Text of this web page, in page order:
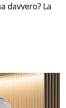
davvero? La